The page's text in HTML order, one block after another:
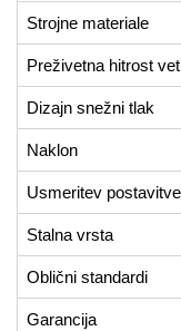
Strojne materiale
Preživetna hitrost
Dizajn snežni tlak
Naklon
Usmeritev
Stalna vrsta
Oblični standardi
Garancija